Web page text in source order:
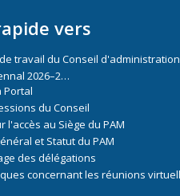
vers
travail du Conseil
2026–2…
Portal
du Conseil
l'accès au Siège du PAM
et Statut du PAM
des délégations
concernant les réunions